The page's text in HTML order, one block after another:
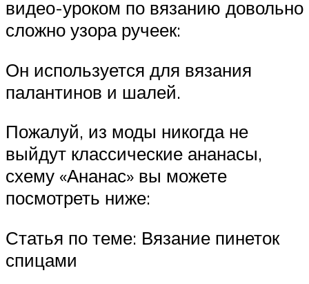
видео-уроком по вязанию довольно
сложно узора ручеек:
Он используется для вязания
палантинов и шалей.
Пожалуй, из моды никогда не
выйдут классические ананасы,
схему «Ананас» вы можете
посмотреть ниже:
Статья по теме: Вязание пинеток
спицами